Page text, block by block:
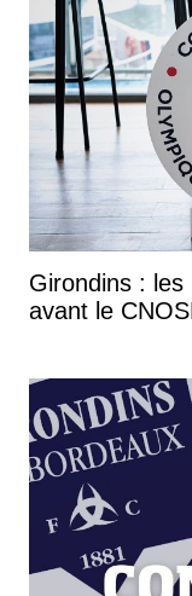
Girondins :
avant le